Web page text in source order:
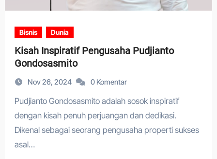
Bisnis Dunia
Kisah Inspiratif Pengusaha Pudjianto
Gondosasmito
Nov 26, 2024 0 Komentar
Pudjianto Gondosasmito adalah sosok inspiratif
dengan kisah penuh perjuangan dan dedikasi.
Dikenal sebagai seorang pengusaha properti sukses
asal…